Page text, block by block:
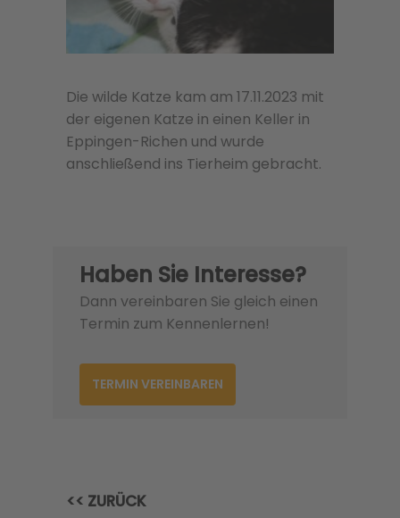
Die wilde Katze kam am 17.11.2023 mit
der eigenen Katze in einen Keller in
Eppingen-Richen und wurde
anschließend ins Tierheim gebracht.
Haben Sie Interesse?
Dann vereinbaren Sie gleich einen
Termin zum Kennenlernen!
TERMIN VEREINBAREN
<< ZURÜCK